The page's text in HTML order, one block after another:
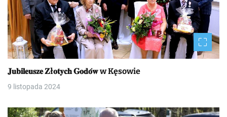
𝐉𝐮𝐛𝐢𝐥𝐞𝐮𝐬𝐳𝐞 𝐙ł𝐨𝐭𝐲𝐜𝐡 𝐆𝐨𝐝𝐨́𝐰 w Kęsowie
9 listopada 2024